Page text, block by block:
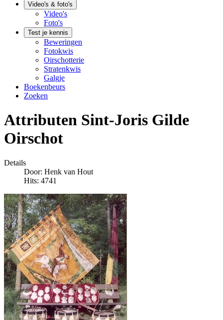
Video's & foto's
Video's
Foto's
Test je kennis
Beweringen
Fotokwis
Oirschotterie
Stratenkwis
Galgje
Boekenbeurs
Zoeken
Attributen Sint-Joris Gilde
Oirschot
Details
Door: Henk van Hout
Hits: 4741